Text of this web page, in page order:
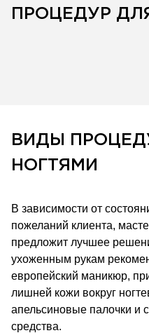
ПРОЦЕДУР
ВИДЫ
НОГТЯМИ
В зависимости от
пожеланий клиента,
предложит лучшее
ухоженным рукам
европейский маникюр,
лишней кожи вокруг
апельсиновые палочки и
средства.